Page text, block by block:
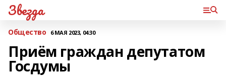
Звезда
Общество 6 МАЯ 2023, 04:30
Приём граждан депутатом
Госдумы